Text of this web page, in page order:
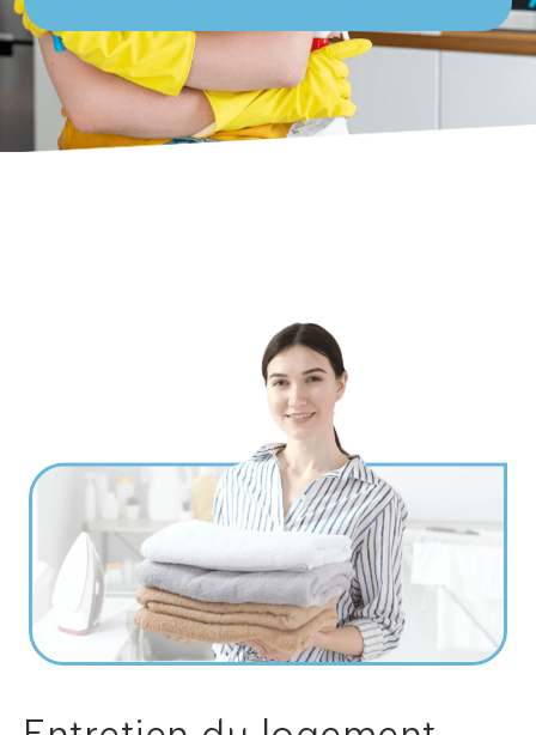
Ville*
Jardinage
Petits travaux de bricolage
Autres services
Informations supplémentaires du besoin